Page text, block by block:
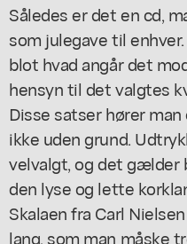
Således er det en cd,
som julegave til
blot hvad angår det
hensyn til det valgtes
Disse satser hører
ikke uden grund.
velvalgt, og det gælder
den lyse og lette
Skalaen fra Carl
lang, som man måske